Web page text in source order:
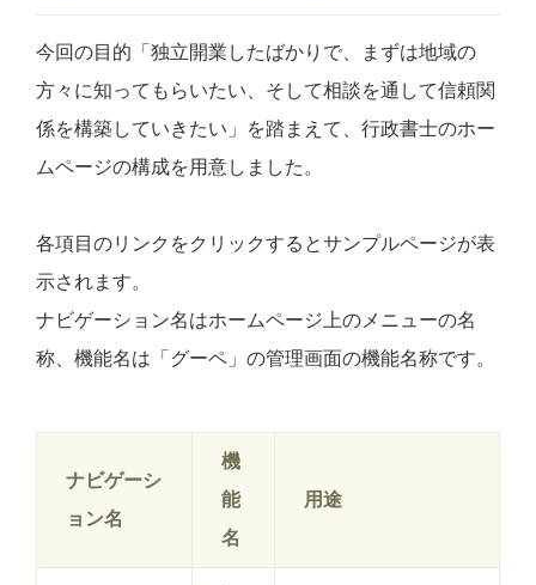
今回の目的「独立開業したばかりで、まずは地域の
方々に知ってもらいたい、そして相談を通して信頼関
係を構築していきたい」を踏まえて、行政書士のホー
ムページの構成を用意しました。
各項目のリンクをクリックするとサンプルページが表
示されます。
ナビゲーション名はホームページ上のメニューの名
称、機能名は「グーペ」の管理画面の機能名称です。
ナビゲーシ
ョン名
機
能
名
用途